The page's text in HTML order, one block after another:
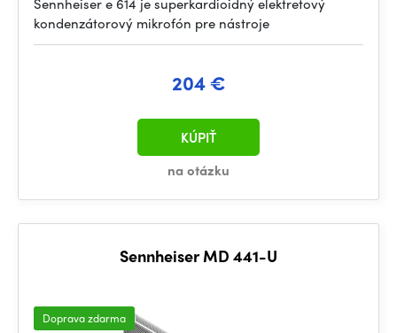
kondenzátorový mikrofón pre nástroje
204 €
na otázku
KÚPIŤ
Sennheiser MD 441-U
Doprava zdarma